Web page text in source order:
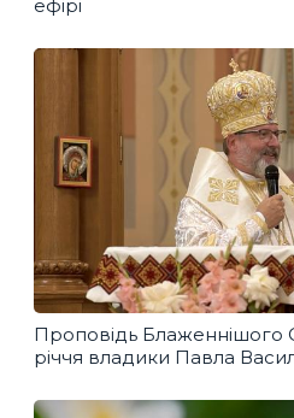
ефірі
Проповідь Блаженнішого
річчя владики Павла